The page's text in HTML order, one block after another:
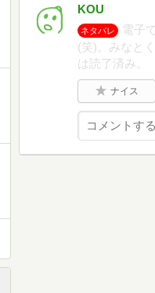
KOU
ネタバレ
電子
(笑)。みなと
は読了済み。
ナイス